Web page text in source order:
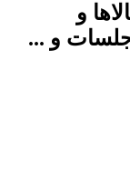
کالاها و
جلسات و ...